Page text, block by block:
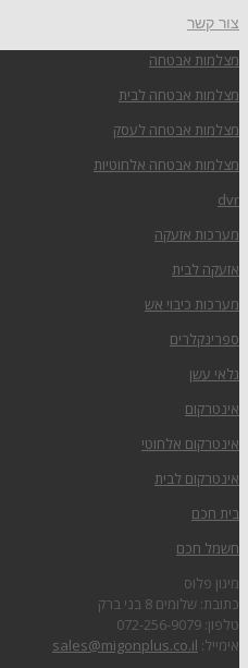
צור קשר
מצלמות אבטחה
מצלמות אבטחה לבית
מצלמות אבטחה לעסק
מצלמות אבטחה אלחוטיות
dvr
מערכות אזעקה
אזעקה לבית
מערכות כיבוי אש
ספרינקלרים
גלאי עשן
אינטרקום
אינטרקום אלחוטי
אינטרקום לבית
בית חכם
חשמל חכם
מיגון פלוס
כתובת: שלומים 8 בני ברק
טלפון: 072-256-9079
אימייל: sales@migonplus.co.il